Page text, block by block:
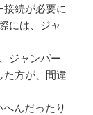
接続が必要に
には、ジャ
ジャンパー
た方が、間違
んだったり